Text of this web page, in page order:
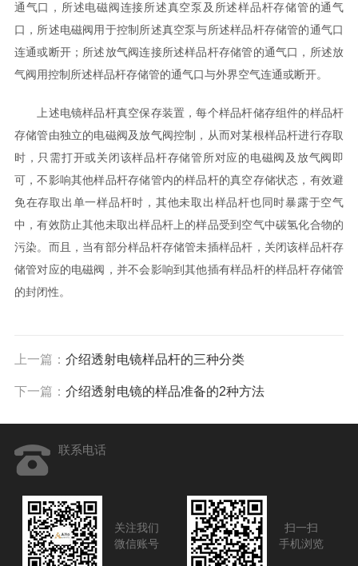
通气口，所述电磁阀连接所述真空泵及所述样品杆存储管的通气
口，所述电磁阀用于控制所述真空泵与所述样品杆存储管的通气口
连通或断开；所述放气阀连接所述样品杆存储管的通气口，所述放
气阀用控制所述样品杆存储管的通气口与外界空气连通或断开。
上述电镜样品杆真空保存装置，每个样品杆储存组件的样品杆
存储管由独立的电磁阀及放气阀控制，从而对某根样品杆进行存取
时，只需打开或关闭该样品杆存储管所对应的电磁阀及放气阀即
可，不影响其他样品杆存储管内的样品杆的真空存储状态，有效避
免在存取出单一样品杆时，其他未取出样品杆也同时暴露于空气
中，有效防止其他未取出样品杆上的样品受到空气中碳氢化合物的
污染。而且，当有部分样品杆存储管未插样品杆，关闭该样品杆存
储管对应的电磁阀，并不会影响到其他插有样品杆的样品杆存储管
的封闭性。
上一篇： 介绍透射电镜样品杆的三种分类
下一篇： 介绍透射电镜的样品准备的2种方法
联系电话
关注我们
微信账号
扫一扫
手机浏览